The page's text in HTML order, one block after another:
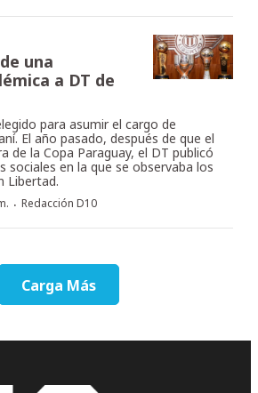
una
a DT de
para asumir el cargo de
El año pasado, después de que el
de la Copa Paraguay, el DT publicó
sociales en la que se observaba los
Libertad.
· Redacción D10
Carga Más